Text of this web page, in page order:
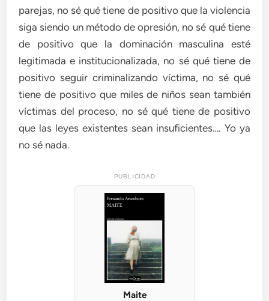
parejas, no sé qué tiene de positivo que la violencia
siga siendo un método de opresión, no sé qué tiene
de positivo que la dominación masculina esté
legitimada e institucionalizada, no sé qué tiene de
positivo seguir criminalizando víctima, no sé qué
tiene de positivo que miles de niños sean también
víctimas del proceso, no sé qué tiene de positivo
que las leyes existentes sean insuficientes…. Yo ya
no sé nada.
PUBLICIDAD
Maite